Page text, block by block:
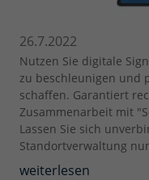
26.7.2022
Nutzen Sie digitale
zu beschleunigen und
schaffen. Garantiert
Zusammenarbeit mit
Lassen Sie sich
Standortverwaltung
weiterlesen